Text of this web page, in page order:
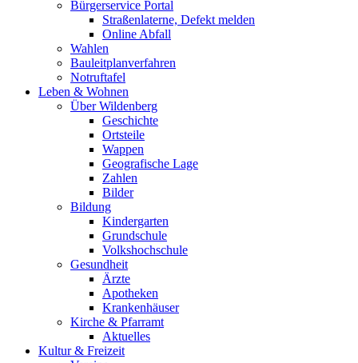
Bürgerservice Portal
Straßenlaterne, Defekt melden
Online Abfall
Wahlen
Bauleitplanverfahren
Notruftafel
Leben & Wohnen
Über Wildenberg
Geschichte
Ortsteile
Wappen
Geografische Lage
Zahlen
Bilder
Bildung
Kindergarten
Grundschule
Volkshochschule
Gesundheit
Ärzte
Apotheken
Krankenhäuser
Kirche & Pfarramt
Aktuelles
Kultur & Freizeit